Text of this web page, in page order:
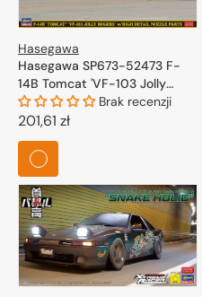
Hasegawa
Hasegawa SP673-52473 F-
14B Tomcat 'VF-103 Jolly
Rogers' w/ High Detail Nozzle
Parts 1/72
Brak recenzji
Cena
regularna
201,61 zł